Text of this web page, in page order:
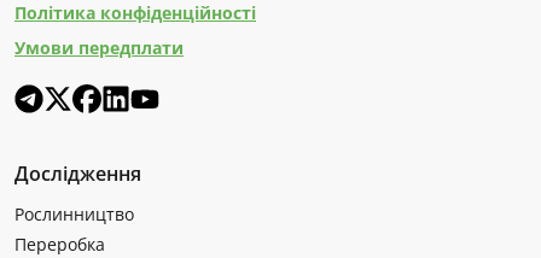
Політика конфіденційності
Умови передплати
Дослідження
Рослинництво
Переробка